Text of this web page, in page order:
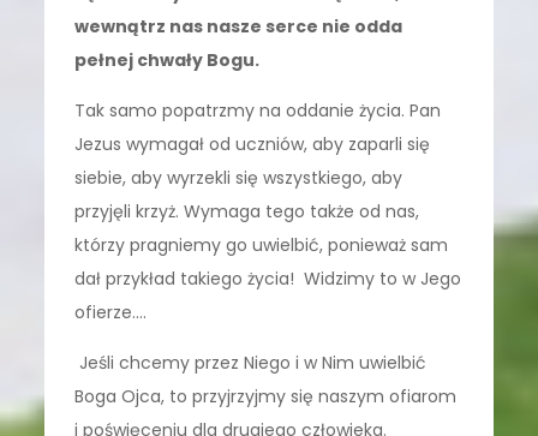
wewnątrz nas nasze serce nie odda
pełnej chwały Bogu.
Tak samo popatrzmy na oddanie życia. Pan
Jezus wymagał od uczniów, aby zaparli się
siebie, aby wyrzekli się wszystkiego, aby
przyjęli krzyż. Wymaga tego także od nas,
którzy pragniemy go uwielbić, ponieważ sam
dał przykład takiego życia! Widzimy to w Jego
ofierze….
Jeśli chcemy przez Niego i w Nim uwielbić
Boga Ojca, to przyjrzyjmy się naszym ofiarom
i poświęceniu dla drugiego człowieka.